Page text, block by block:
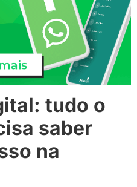
tudo o
saber
na